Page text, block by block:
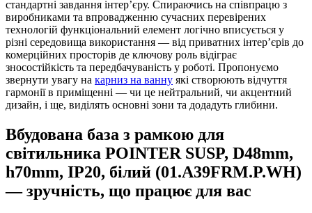
стандартні завдання інтер’єру. Спираючись на співпрацю з
виробниками та впровадженню сучасних перевірених
технологій функціональний елемент логічно вписується у
різні середовища використання — від приватних інтер’єрів до
комерційних просторів де ключову роль відіграє
зносостійкість та передбачуваність у роботі. Пропонуємо
звернути увагу на карниз на ванну які створюють відчуття
гармонії в приміщенні — чи це нейтральний, чи акцентний
дизайн, і ще, виділять основні зони та додадуть глибини.
Вбудована база з рамкою для
світильника POINTER SUSP, D48mm,
h70mm, IP20, білий (01.A39FRM.P.WH)
— зручність, що працює для вас